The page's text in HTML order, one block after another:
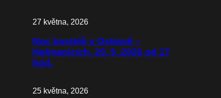
27 května, 2026
Noc kostelů v Ostravě –
Heřmanicích, 29. 5. 2026 od 17
hod.
25 května, 2026